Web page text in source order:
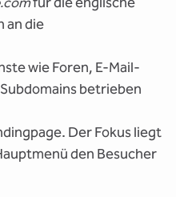
an die
wie Foren, E-Mail-
betrieben
Der Fokus liegt
den Besucher